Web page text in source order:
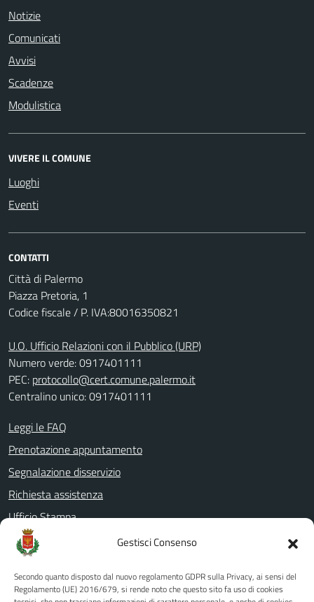
Gestisci Consenso
Secondo quanto disposto dal nuovo regolamento GDPR sulla Privacy, ai sensi del
Regolamento (UE) 2016/679, si rende noto che questo sito fa uso di cookies
Notizie
Comunicati
Avvisi
Scadenze
Modulistica
VIVERE IL COMUNE
Luoghi
Eventi
CONTATTI
Città di Palermo
Piazza Pretoria, 1
Codice fiscale / P. IVA:80016350821
U.O. Ufficio Relazioni con il Pubblico (URP)
Numero verde: 0917401111
PEC: protocollo@cert.comune.palermo.it
Centralino unico: 0917401111
Leggi le FAQ
Prenotazione appuntamento
Segnalazione disservizio
Richiesta assistenza
Ufficio Stampa
Amministrazione Trasparente
Albo pretorio
Informativa privacy